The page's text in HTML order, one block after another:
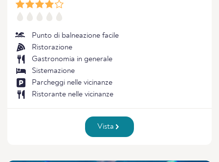
Punto di balneazione facile
Ristorazione
Gastronomia in generale
Sistemazione
Parcheggi nelle vicinanze
Ristorante nelle vicinanze
Vista